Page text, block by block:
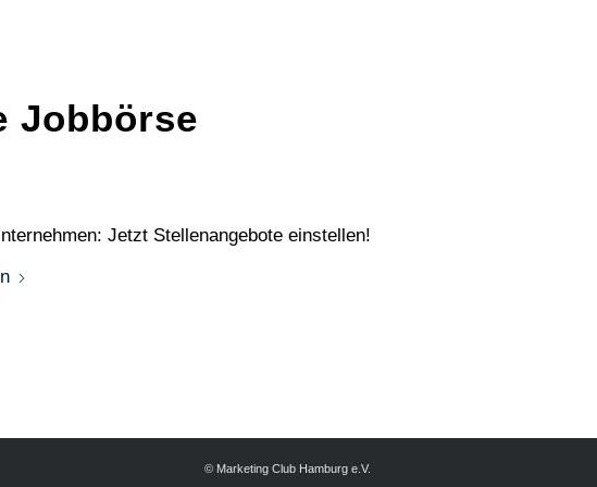
Jobbörse
Jetzt Stellenangebote einstellen!
© Marketing Club Hamburg e.V.